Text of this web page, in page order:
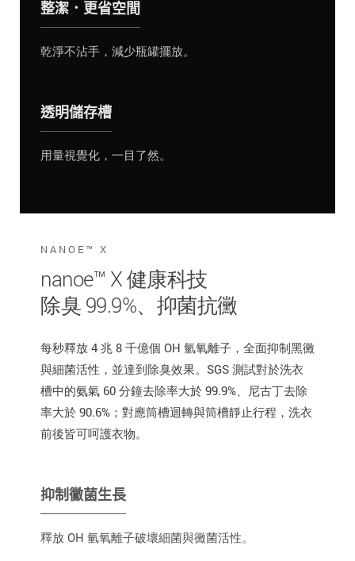
整潔．更省空間
乾淨不沾手，減少瓶罐擺放。
透明儲存槽
用量視覺化，一目了然。
NANOE™ X
nanoe™ X 健康科技
除臭 99.9%、抑菌抗黴
每秒釋放 4 兆 8 千億個 OH 氫氧離子，全面抑制黑黴
與細菌活性，並達到除臭效果。SGS 測試對於洗衣
槽中的氨氣 60 分鐘去除率大於 99.9%、尼古丁去除
率大於 90.6%；對應筒槽迴轉與筒槽靜止行程，洗衣
前後皆可呵護衣物。
抑制黴菌生長
釋放 OH 氫氧離子破壞細菌與黴菌活性。